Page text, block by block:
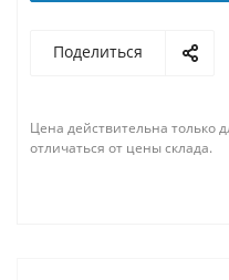
Поделиться
Цена действительна только
отличаться от цены склада.